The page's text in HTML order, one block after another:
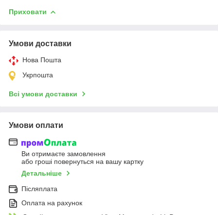
Приховати
Умови доставки
Нова Пошта
Укрпошта
Всі умови доставки
Умови оплати
Ви отримаєте замовлення
або гроші повернуться на вашу картку
Детальніше
Післяплата
Оплата на рахунок